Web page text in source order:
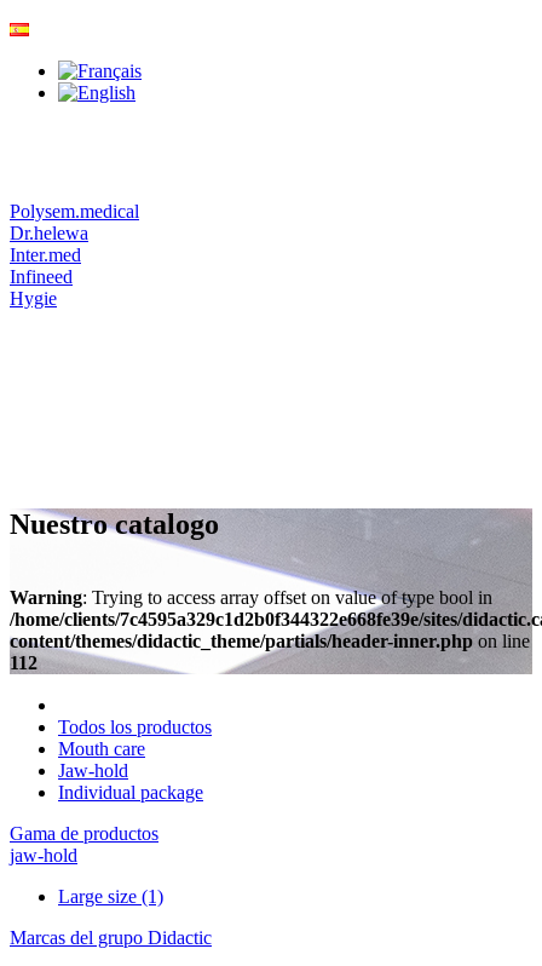
Polysem.medical
Dr.helewa
Inter.med
Infineed
Hygie
Nuestro catalogo
Warning: Trying to access array offset on value of type bool in
/home/clients/7c4595a329c1d2b0f344322e668fe39e/sites/
content/themes/didactic_theme/partials/header-inner.php on line
112
Todos los productos
Mouth care
Jaw-hold
Individual package
Gama de productos
jaw-hold
Large size (1)
Marcas del grupo Didactic